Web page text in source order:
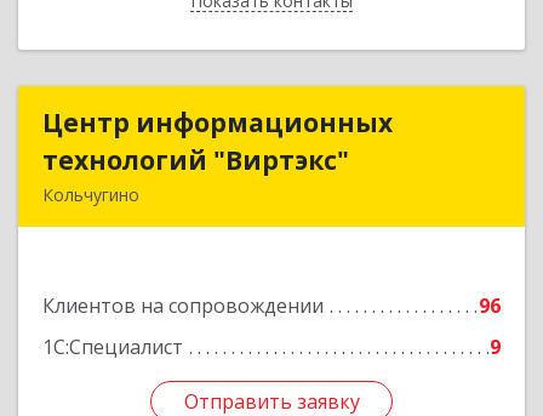
Центр информационных
технологий "Виртэкс"
Кольчугино
Клиентов на сопровождении
96
1С:Специалист
9
Отправить заявку
Центр информационных
технологий "Виртэкс"
Подробнее
Отправить заявку